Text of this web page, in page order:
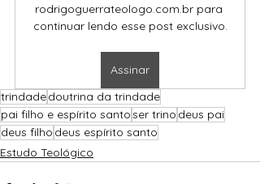
rodrigoguerrateologo.com.br para
continuar lendo esse post exclusivo.
Assinar
trindadedoutrina da trindade
pai filho e espírito santoser trino deus pai
deus filho deus espírito santo
Estudo Teológico